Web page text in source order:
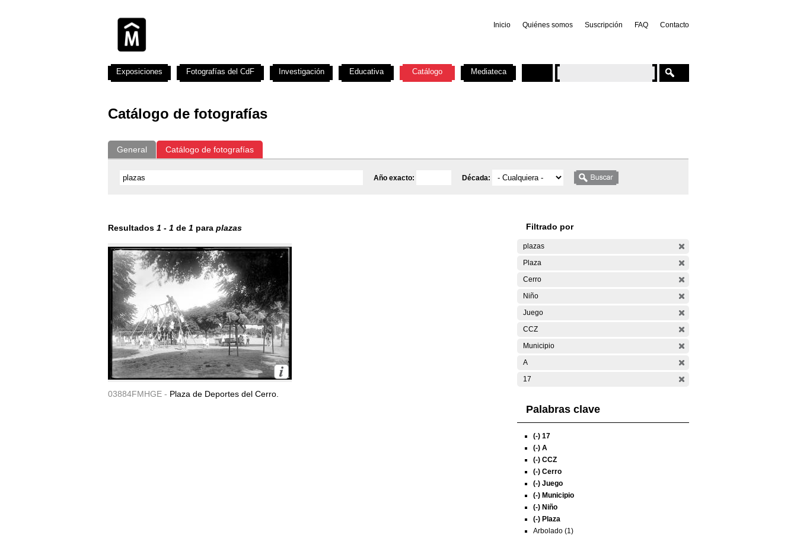
Inicio Quiénes somos Suscripción FAQ Contacto
Catálogo de fotografías
General Catálogo de fotografías
Año exacto: Década:
Resultados 1 - 1 de 1 para plazas
03884FMHGE - Plaza de Deportes del Cerro.
Filtrado por
plazas
Plaza
Cerro
Niño
Juego
CCZ
Municipio
A
17
Palabras clave
(-) 17
(-) A
(-) CCZ
(-) Cerro
(-) Juego
(-) Municipio
(-) Niño
(-) Plaza
Arbolado (1)
Exposiciones Fotografías del CdF Investigación Educativa Catálogo Mediateca